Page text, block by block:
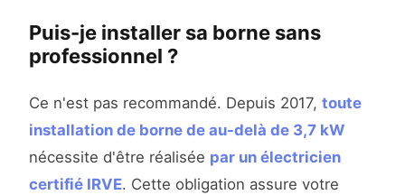
Puis-je installer sa borne sans
professionnel ?
Ce n'est pas recommandé. Depuis 2017, toute
installation de borne de au-delà de 3,7 kW
nécessite d'être réalisée par un électricien
certifié IRVE. Cette obligation assure votre